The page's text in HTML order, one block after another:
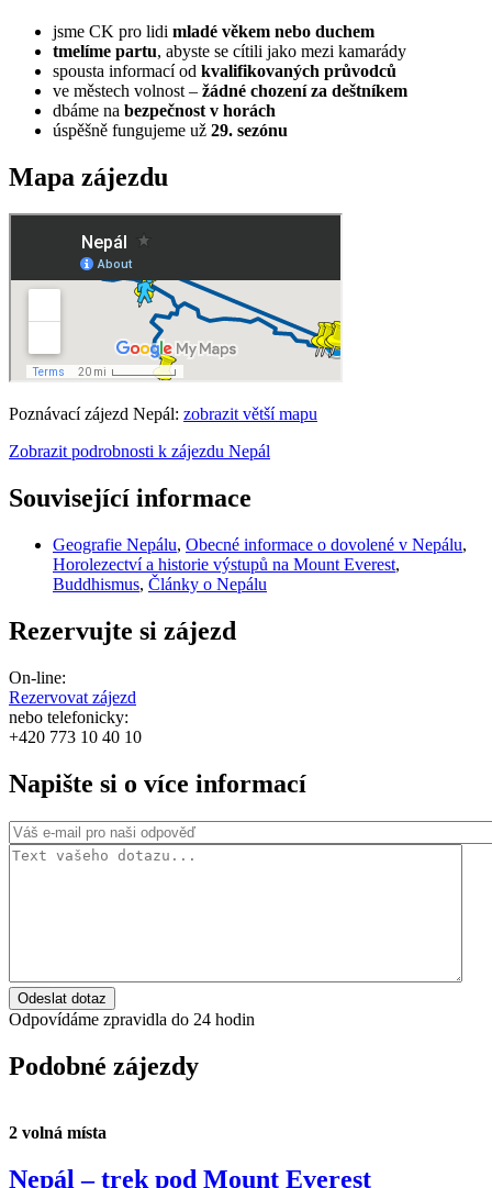
jsme CK pro lidi mladé věkem nebo duchem
tmelíme partu, abyste se cítili jako mezi kamarády
spousta informací od kvalifikovaných průvodců
ve městech volnost – žádné chození za deštníkem
dbáme na bezpečnost v horách
úspěšně fungujeme už 29. sezónu
Mapa zájezdu
Poznávací zájezd Nepál: zobrazit větší mapu
Zobrazit podrobnosti k zájezdu Nepál
Související informace
Geografie Nepálu, Obecné informace o dovolené v Nepálu,
Horolezectví a historie výstupů na Mount Everest,
Buddhismus, Články o Nepálu
Rezervujte si zájezd
On-line:
Rezervovat zájezd
nebo telefonicky:
+420 773 10 40 10
Napište si o více informací
Odeslat dotaz
Odpovídáme zpravidla do 24 hodin
Podobné zájezdy
2 volná místa
Nepál – trek pod Mount Everest